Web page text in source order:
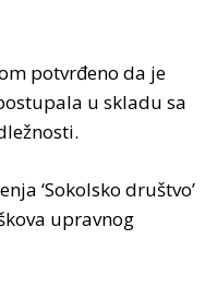
potvrđeno da je
u skladu sa
‘Sokolsko društvo’
upravnog